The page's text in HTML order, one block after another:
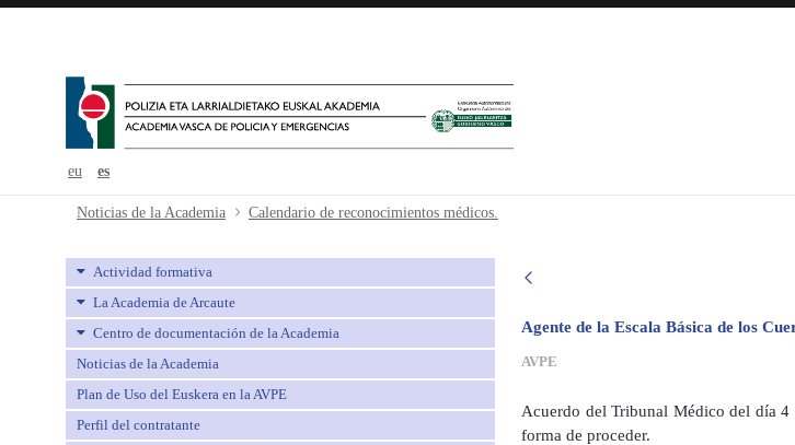
eu es
Calendario de reconocimientos médicos. - avpe
Noticias de la Academia Calendario de reconocimientos médicos.
Actividad formativa
La Academia de Arcaute
Centro de documentación de la Academia
Noticias de la Academia
Plan de Uso del Euskera en la AVPE
Perfil del contratante
Agente de la Escala Básica de los
AVPE
Acuerdo del Tribunal Médico del día
forma de proceder.